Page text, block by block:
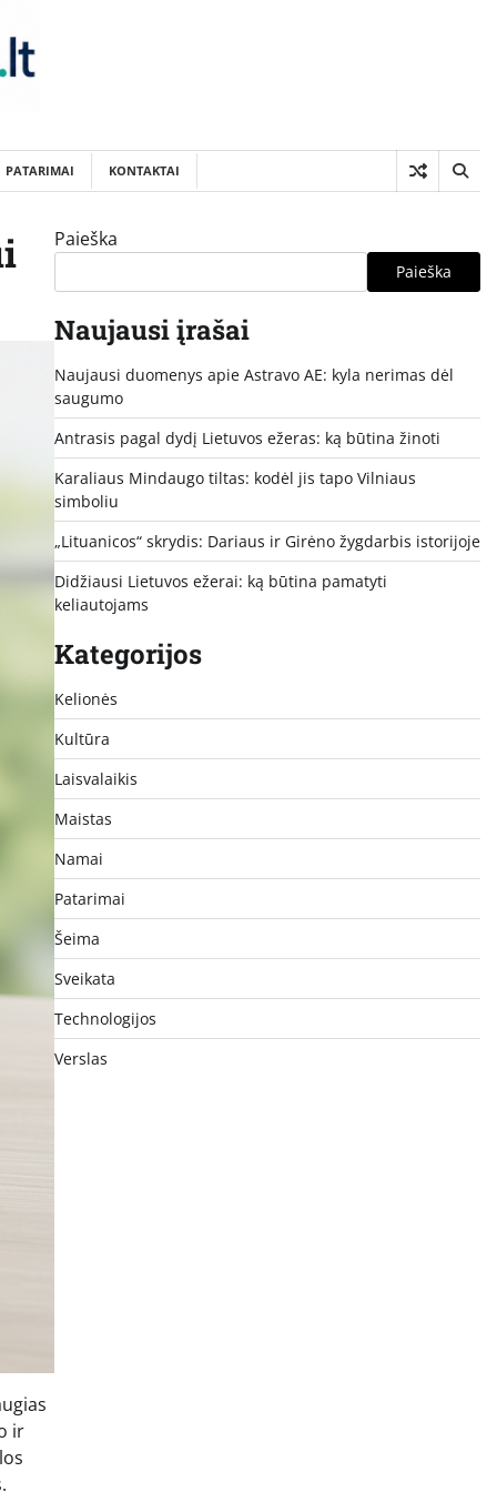
PATARIMAI KONTAKTAI
ir
Paieška
Paieška
Naujausi įrašai
Naujausi duomenys apie Astravo AE: kyla nerimas dėl
saugumo
Antrasis pagal dydį Lietuvos ežeras: ką būtina žinoti
Karaliaus Mindaugo tiltas: kodėl jis tapo Vilniaus
simboliu
„Lituanicos“ skrydis: Dariaus ir Girėno žygdarbis istorijoje
Didžiausi Lietuvos ežerai: ką būtina pamatyti
keliautojams
Kategorijos
Kelionės
Kultūra
Laisvalaikis
Maistas
Namai
Patarimai
Šeima
Sveikata
Technologijos
Verslas